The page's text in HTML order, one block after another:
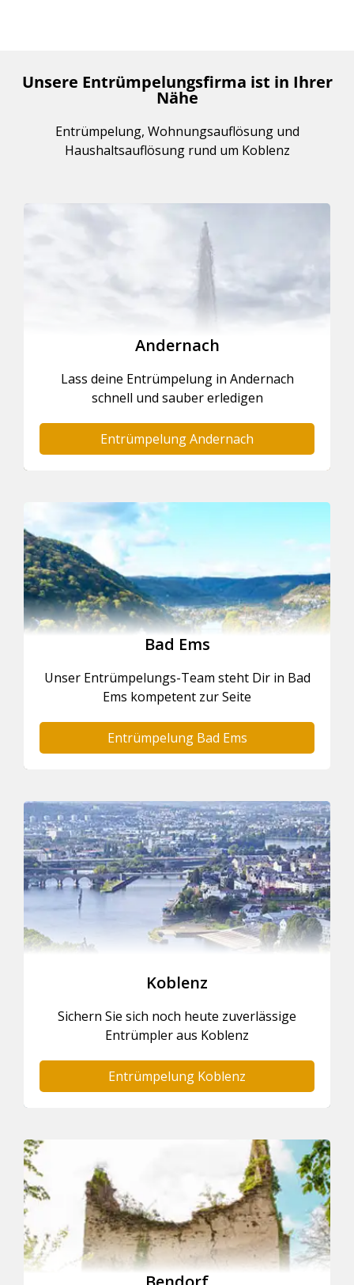
Unsere Entrümpelungsfirma ist in Ihrer
Nähe
Entrümpelung, Wohnungsauflösung und
Haushaltsauflösung rund um Koblenz
Andernach
Lass deine Entrümpelung in Andernach
schnell und sauber erledigen
Entrümpelung Andernach
Bad Ems
Unser Entrümpelungs-Team steht Dir in Bad
Ems kompetent zur Seite
Entrümpelung Bad Ems
Koblenz
Sichern Sie sich noch heute zuverlässige
Entrümpler aus Koblenz
Entrümpelung Koblenz